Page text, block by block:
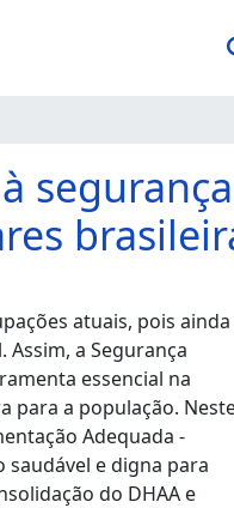
atuais, pois ainda
a Segurança
essencial na
para a população.
Adequada -
saudável e digna para
do DHAA e